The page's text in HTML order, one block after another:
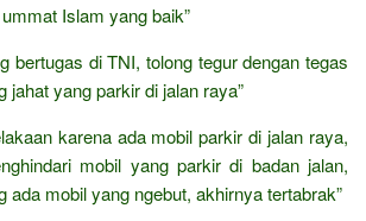
Islam yang baik”
bertugas di TNI, tolong tegur dengan tegas
jahat yang parkir di jalan raya”
karena ada mobil parkir di jalan raya,
mobil yang parkir di badan jalan,
ada mobil yang ngebut, akhirnya tertabrak”